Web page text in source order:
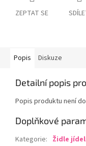
ZEPTAT SE
Popis Diskuze
Detailní popis
Popis produktu není
Doplňkové
Kategorie: Židle